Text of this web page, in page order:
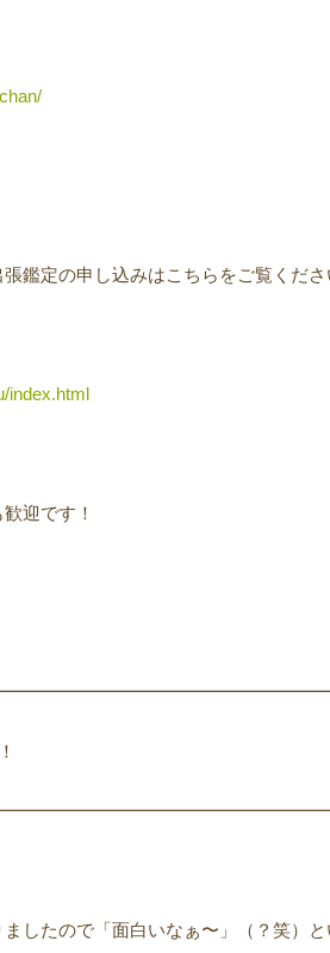
鑑定の申し込みはこちらをご覧くださ
index.html
迎です！
したので「面白いなぁ〜」（？笑）